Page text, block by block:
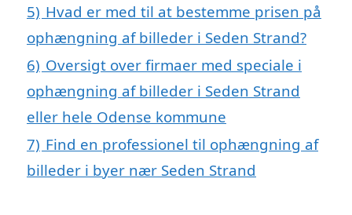
5) Hvad er med til at bestemme prisen på
ophængning af billeder i Seden Strand?
6) Oversigt over firmaer med speciale i
ophængning af billeder i Seden Strand
eller hele Odense kommune
7) Find en professionel til ophængning af
billeder i byer nær Seden Strand